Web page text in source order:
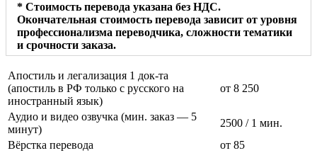
* Стоимость перевода указана без НДС.
Окончательная стоимость перевода зависит от уровня
профессионализма переводчика, сложности тематики
и срочности заказа.
Апостиль и легализация 1 док-та
(апостиль в РФ только с русского на
иностранный язык)
от 8 250
Аудио и видео озвучка (мин. заказ — 5
минут)
2500 / 1 мин.
Вёрстка перевода
от 85